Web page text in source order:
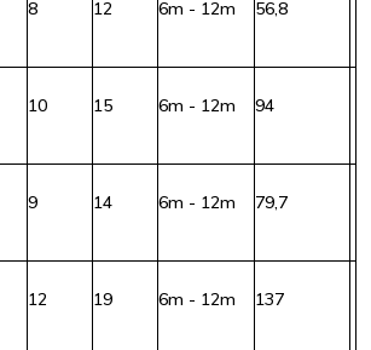
8 12 6m - 12m 56,8
10 15 6m - 12m 94
9 14 6m - 12m 79,7
12 19 6m - 12m 137